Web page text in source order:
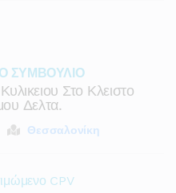
ΣΥΜΒΟΥΛΙΟ
Στο Κλειστο
Δελτα.
Θεσσαλονίκη
CPV